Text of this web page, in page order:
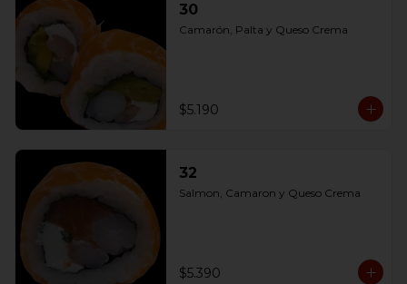
30
Camarón, Palta y Queso Crema
$5.190
32
Salmon, Camaron y Queso Crema
$5.390